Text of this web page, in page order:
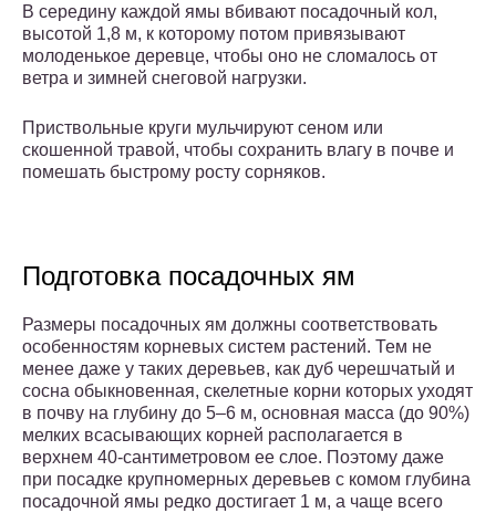
В середину каждой ямы вбивают посадочный кол,
высотой 1,8 м, к которому потом привязывают
молоденькое деревце, чтобы оно не сломалось от
ветра и зимней снеговой нагрузки.
Приствольные круги мульчируют сеном или
скошенной травой, чтобы сохранить влагу в почве и
помешать быстрому росту сорняков.
Подготовка посадочных ям
Размеры посадочных ям должны соответствовать
особенностям корневых систем растений. Тем не
менее даже у таких деревьев, как дуб черешчатый и
сосна обыкновенная, скелетные корни которых уходят
в почву на глубину до 5–6 м, основная масса (до 90%)
мелких всасывающих корней располагается в
верхнем 40-сантиметровом ее слое. Поэтому даже
при посадке крупномерных деревьев с комом глубина
посадочной ямы редко достигает 1 м, а чаще всего